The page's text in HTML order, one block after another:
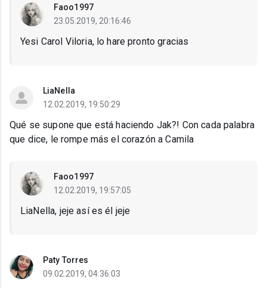
Faoo1997
23.05.2019, 20:16:46
Yesi Carol Viloria, lo hare pronto gracias
LiaNella
12.02.2019, 19:50:29
Qué se supone que está haciendo Jak?! Con cada palabra
que dice, le rompe más el corazón a Camila
Faoo1997
12.02.2019, 19:57:05
LiaNella, jeje así es él jeje
Paty Torres
09.02.2019, 04:36:03